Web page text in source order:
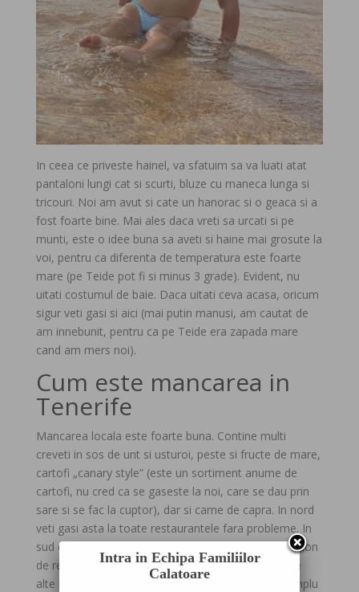
In ceea ce priveste hainel, va sfatuim sa va luati atat
pantaloni lungi cat si scurti, bluze cu maneca lunga si
tricouri. Noi am avut si cate un hanorac si o geaca si a
fost foarte bine. Mai ales daca vreti sa urcati si pe
munti, este o idee buna sa aveti si haine mai grosute la
voi, pentru ca diferenta de temperatura este foarte
mare (pe Teide pot fi si minus 3 grade). Evident, nu
uitati costumul de baie. Daca uitati ceva acasa, oricum
sigur veti gasi si aici (mai putin manusi, am cautat de
am innebunit, pentru ca pe Teide era zapada mare
cand am mers noi).
Cum este mancarea in
Tenerife
Mancarea locala este foarte buna. Contine multi
creveti in sos de unt si usturoi, peste si fructe de mare,
cartofi „canary style” (este un sortiment anume de
cartofi, nu cred ca se gaseste la noi, care se dau prin
sare si se fac la cuptor), dar si carne de capra. In nord
veti gasi asta la toate restaurantele fara probleme. In
sud e mai dificil. Cel putin pe Costa Adeje sunt 1 milion
de restaurante, dar majoritatea servesc tot felul de
alte lucruri – bucatarie internationala sau, pur si simplu
Intra in Echipa Familiilor
Calatoare